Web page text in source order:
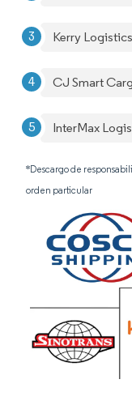
Kerry
CJ Smart
InterMax
*Descargo de
orden particular